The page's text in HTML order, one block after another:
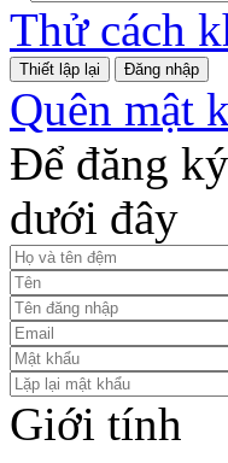
Thử cách
Đăng nhập
Quên mật
Để đăng
dưới đây
Giới tính